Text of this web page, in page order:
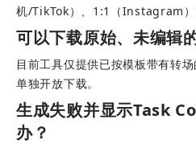
机/TikTok）、1:1（Instagram）
可以下载原始、未编辑
目前工具仅提供已按模板带有转
单独开放下载。
生成失败并显示Task
办？